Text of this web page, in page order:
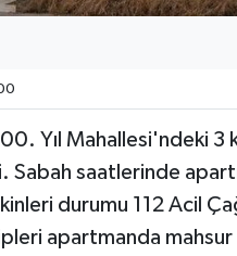
Yıl Mahallesi'ndeki 3
Sabah saatlerinde
durumu 112 Acil
apartmanda mahsur